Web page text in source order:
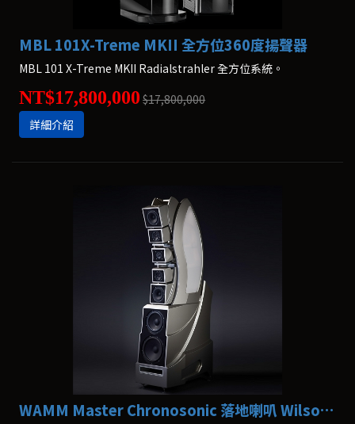
MBL 101X-Treme MKII 全方位360度揚聲器
MBL 101 X-Treme MKII Radialstrahler 全方位系統。
NT$17,800,000 $17,800,000
詳細介紹
WAMM Master Chronosonic 落地喇叭 Wilson Audio